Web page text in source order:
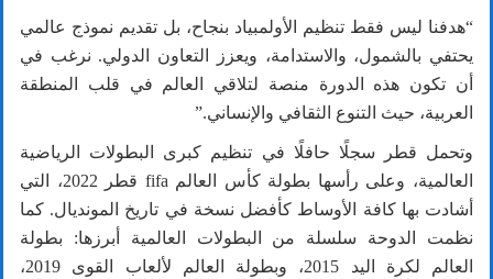
“هدفنا ليس فقط تنظيم الأولمبياد بنجاح، بل تقديم نموذج عالمي
يحتفي بالشمول، والاستدامة، ويعزز التعاون الدولي. نرغب في
أن تكون هذه الدورة منصة لتلاقي العالم في قلب المنطقة
العربية، حيث التنوع الثقافي والإنساني.”
وتحمل قطر سجلًا حافلًا في تنظيم كبرى البطولات الرياضية
العالمية، وعلى رأسها بطولة كأس العالم fifa قطر 2022، التي
أشادت بها كافة الأوساط كأفضل نسخة في تاريخ المونديال. كما
نظمت الدوحة سلسلة من البطولات العالمية أبرزها: بطولة
العالم لكرة اليد 2015، وبطولة العالم لألعاب القوى 2019،